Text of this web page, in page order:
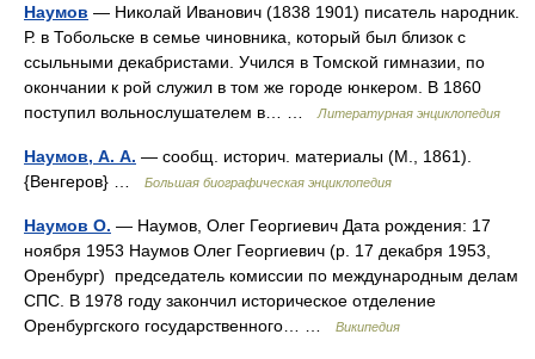
Наумов — Николай Иванович (1838 1901) писатель народник.
Р. в Тобольске в семье чиновника, который был близок с
ссыльными декабристами. Учился в Томской гимназии, по
окончании к рой служил в том же городе юнкером. В 1860
поступил вольнослушателем в… …
Литературная энциклопедия
Наумов, А. А. — сообщ. историч. материалы (М., 1861).
{Венгеров} …
Большая биографическая энциклопедия
Наумов О. — Наумов, Олег Георгиевич Дата рождения: 17
ноября 1953 Наумов Олег Георгиевич (р. 17 декабря 1953,
Оренбург) председатель комиссии по международным делам
СПС. В 1978 году закончил историческое отделение
Оренбургского государственного… …
Википедия